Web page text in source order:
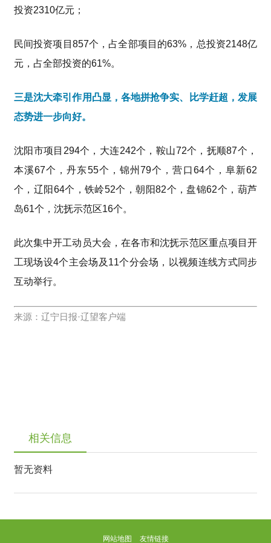
投资2310亿元；
民间投资项目857个，占全部项目的63%，总投资2148亿
元，占全部投资的61%。
三是沈大牵引作用凸显，各地拼抢争实、比学赶超，发展
态势进一步向好。
沈阳市项目294个，大连242个，鞍山72个，抚顺87个，
本溪67个，丹东55个，锦州79个，营口64个，阜新62
个，辽阳64个，铁岭52个，朝阳82个，盘锦62个，葫芦
岛61个，沈抚示范区16个。
此次集中开工动员大会，在各市和沈抚示范区重点项目开
工现场设4个主会场及11个分会场，以视频连线方式同步
互动举行。
来源： 辽宁日报·辽望客户端
相关信息
暂无资料
网站地图 友情链接